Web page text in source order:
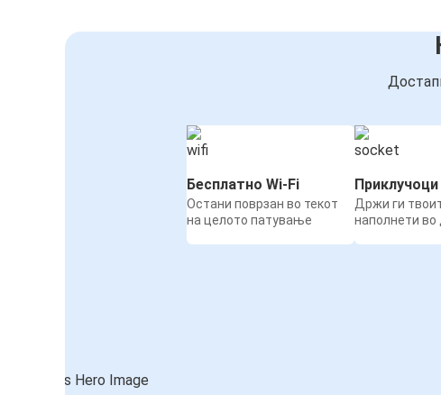
Бесплатно Wi-Fi
Остани поврзан во текот
на целото патување
Приклучоци
Држи ги
наполнети